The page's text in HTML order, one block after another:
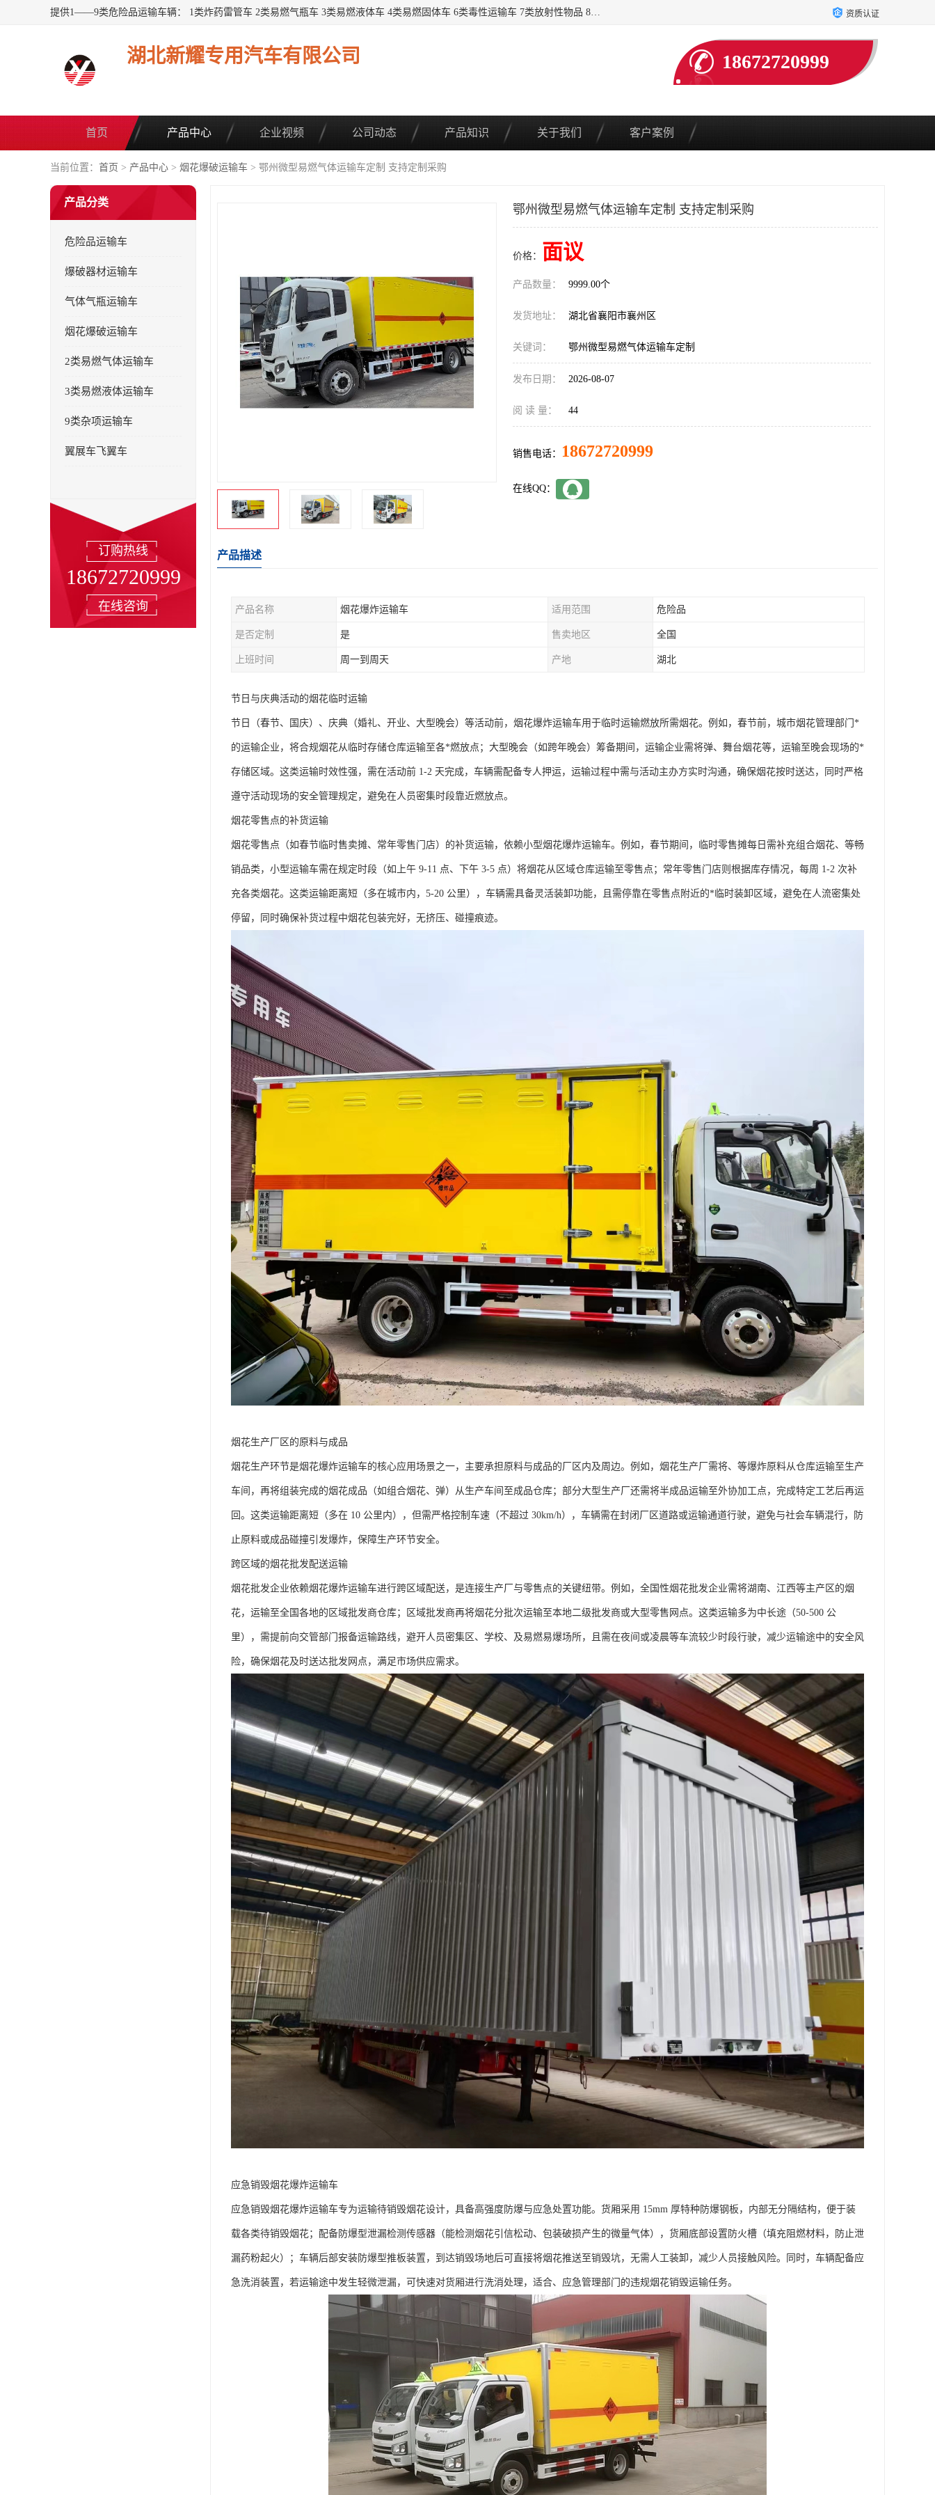
提供1——9类危险品运输车辆： 1类炸药雷管车 2类易燃气瓶车 3类易燃液体车 4类易燃固体车 6类毒性运输车 7类放射性物品 8类腐蚀性物品 9类杂项类物品 各类底盘，品种齐全。厂家直供，品质保证。 公告品种环保齐全，上牌无忧。 全国可送货上门，可分期，可*，可包牌。 详情可咨询: *（微信同号） 资质认证
湖北新耀专用汽车有限公司 18672720999
首页 产品中心 企业视频 公司动态 产品知识 关于我们 客户案例
当前位置： 首页 > 产品中心 > 烟花爆破运输车 > 鄂州微型易燃气体运输车定制 支持定制采购
产品分类
危险品运输车
爆破器材运输车
气体气瓶运输车
烟花爆破运输车
2类易燃气体运输车
3类易燃液体运输车
9类杂项运输车
翼展车飞翼车
订购热线
18672720999
在线咨询
鄂州微型易燃气体运输车定制 支持定制采购
价格： 面议
产品数量： 9999.00个
发货地址： 湖北省襄阳市襄州区
关键词： 鄂州微型易燃气体运输车定制
发布日期： 2026-08-07
阅 读 量： 44
销售电话： 18672720999
在线QQ：
产品描述
产品名称 烟花爆炸运输车 适用范围 危险品
是否定制 是 售卖地区 全国
上班时间 周一到周天 产地 湖北
节日与庆典活动的烟花临时运输​
节日（春节、国庆）、庆典（婚礼、开业、大型晚会）等活动前，烟花爆炸运输车用于临时运输燃放所需烟花。例如，春节前，城市烟花管理部门*
的运输企业，将合规烟花从临时存储仓库运输至各*燃放点；大型晚会（如跨年晚会）筹备期间，运输企业需将弹、舞台烟花等，运输至晚会现场的*
存储区域。这类运输时效性强，需在活动前 1-2 天完成，车辆需配备专人押运，运输过程中需与活动主办方实时沟通，确保烟花按时送达，同时严格
遵守活动现场的安全管理规定，避免在人员密集时段靠近燃放点。​
烟花零售点的补货运输​
烟花零售点（如春节临时售卖摊、常年零售门店）的补货运输，依赖小型烟花爆炸运输车。例如，春节期间，临时零售摊每日需补充组合烟花、等畅
销品类，小型运输车需在规定时段（如上午 9-11 点、下午 3-5 点）将烟花从区域仓库运输至零售点；常年零售门店则根据库存情况，每周 1-2 次补
充各类烟花。这类运输距离短（多在城市内，5-20 公里），车辆需具备灵活装卸功能，且需停靠在零售点附近的*临时装卸区域，避免在人流密集处
停留，同时确保补货过程中烟花包装完好，无挤压、碰撞痕迹。​
烟花生产厂区的原料与成品​
烟花生产环节是烟花爆炸运输车的核心应用场景之一，主要承担原料与成品的厂区内及周边。例如，烟花生产厂需将、等爆炸原料从仓库运输至生产
车间，再将组装完成的烟花成品（如组合烟花、弹）从生产车间至成品仓库；部分大型生产厂还需将半成品运输至外协加工点，完成特定工艺后再运
回。这类运输距离短（多在 10 公里内），但需严格控制车速（不超过 30km/h），车辆需在封闭厂区道路或运输通道行驶，避免与社会车辆混行，防
止原料或成品碰撞引发爆炸，保障生产环节安全。​
跨区域的烟花批发配送运输​
烟花批发企业依赖烟花爆炸运输车进行跨区域配送，是连接生产厂与零售点的关键纽带。例如，全国性烟花批发企业需将湖南、江西等主产区的烟
花，运输至全国各地的区域批发商仓库；区域批发商再将烟花分批次运输至本地二级批发商或大型零售网点。这类运输多为中长途（50-500 公
里），需提前向交管部门报备运输路线，避开人员密集区、学校、及易燃易爆场所，且需在夜间或凌晨等车流较少时段行驶，减少运输途中的安全风
险，确保烟花及时送达批发网点，满足市场供应需求。​
应急销毁烟花爆炸运输车​
应急销毁烟花爆炸运输车专为运输待销毁烟花设计，具备高强度防爆与应急处置功能。货厢采用 15mm 厚特种防爆钢板，内部无分隔结构，便于装
载各类待销毁烟花；配备防爆型泄漏检测传感器（能检测烟花引信松动、包装破损产生的微量气体），货厢底部设置防火槽（填充阻燃材料，防止泄
漏药粉起火）；车辆后部安装防爆型推板装置，到达销毁场地后可直接将烟花推送至销毁坑，无需人工装卸，减少人员接触风险。同时，车辆配备应
急洗消装置，若运输途中发生轻微泄漏，可快速对货厢进行洗消处理，适合、应急管理部门的违规烟花销毁运输任务。​